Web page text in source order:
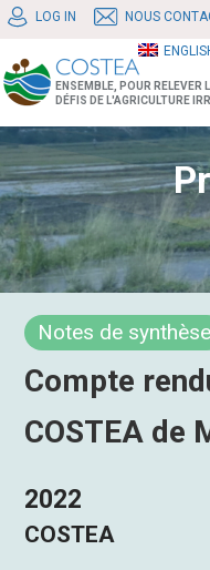
LOG IN NOUS
ENSEMBLE, POUR RELEVER
DÉFIS DE L'AGRICULTURE
Notes de synthèse
Compte
COSTEA de
2022
COSTEA